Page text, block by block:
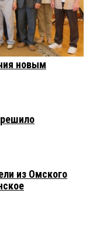
новым
из Омского